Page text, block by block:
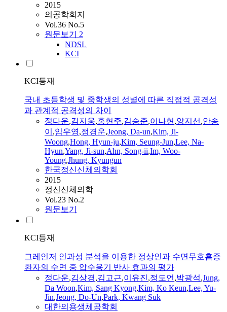
2015
의공학회지
Vol.36 No.5
원문보기 2
NDSL
KCI
KCI등재
국내 초등학생 및 중학생의 성별에 따른 직접적 공격성
과 관계적 공격성의 차이
정다운,김지웅,홍현주,김승준,이나현,양지선,안송
이 ,임우영,정경운,Jeong, Da-un,Kim, Ji-
Woong,Hong, Hyun-ju,Kim, Seung-Jun,Lee, Na-
Hyun,Yang, Ji-sun,Ahn, Song-ii,Im, Woo-
Young,Jhung, Kyungun
한국정신신체의학회
2015
정신신체의학
Vol.23 No.2
원문보기
KCI등재
그레인저 인과성 분석을 이용한 정상인과 수면무호흡증
환자의 수면 중 압수용기 반사 효과의 평가
정다운,김상경,김고근,이유진,정도언,박광석,Jung,
Da Woon,Kim, Sang Kyong,Kim, Ko Keun,Lee, Yu-
Jin,Jeong, Do-Un,Park, Kwang Suk
대한의용생체공학회